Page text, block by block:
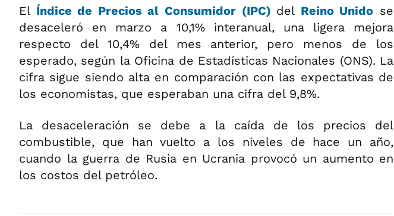
El Índice de Precios al Consumidor (IPC) del Reino Unido se
desaceleró en marzo a 10,1% interanual, una ligera mejora
respecto del 10,4% del mes anterior, pero menos de los
esperado, según la Oficina de Estadísticas Nacionales (ONS). La
cifra sigue siendo alta en comparación con las expectativas de
los economistas, que esperaban una cifra del 9,8%.
La desaceleración se debe a la caída de los precios del
combustible, que han vuelto a los niveles de hace un año,
cuando la guerra de Rusia en Ucrania provocó un aumento en
los costos del petróleo.